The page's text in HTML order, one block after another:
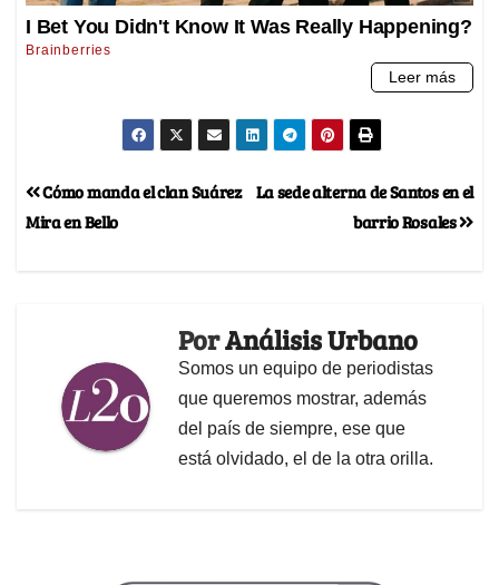
La sede alterna de Santos en el
barrio Rosales
Cómo manda el clan Suárez
Mira en Bello
PorAnálisis Urbano
Somos un equipo de periodistas
que queremos mostrar, además
del país de siempre, ese que
está olvidado, el de la otra orilla.